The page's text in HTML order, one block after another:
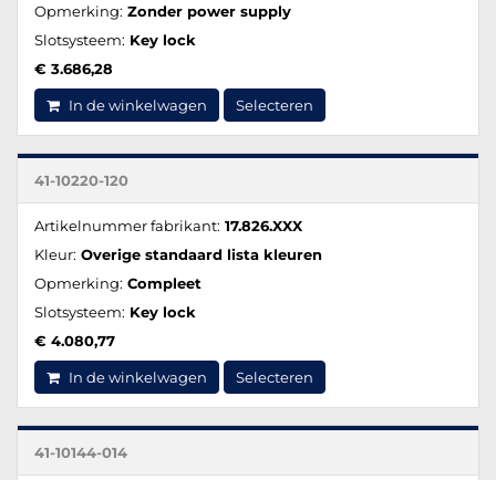
Opmerking: Zonder power supply
Slotsysteem: Key lock
€ 3.686,28
In de winkelwagen Selecteren
41-10220-120
Artikelnummer fabrikant: 17.826.XXX
Kleur: Overige standaard lista kleuren
Opmerking: Compleet
Slotsysteem: Key lock
€ 4.080,77
In de winkelwagen Selecteren
41-10144-014